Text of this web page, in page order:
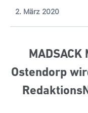
2. März 2020
Ostendorp
Unternehmen
Über uns
Wissenswertes
Management
Geschichte
Portfolio
Digitale Weitsicht
Regional verwurzelt
Karriere
Presse
Presse-Bilder